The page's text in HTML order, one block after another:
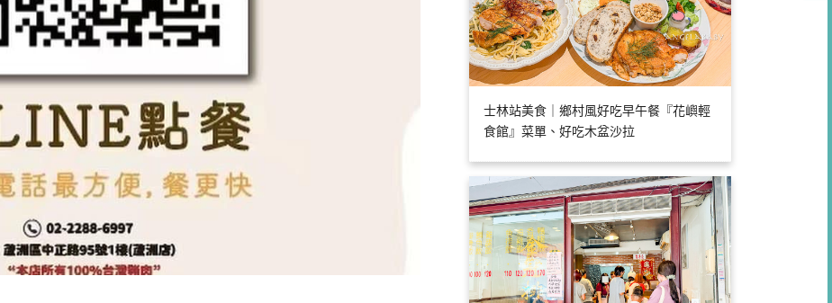
士林站美食｜鄉村風好吃早午餐『花嶼輕
食館』菜單、好吃木盆沙拉